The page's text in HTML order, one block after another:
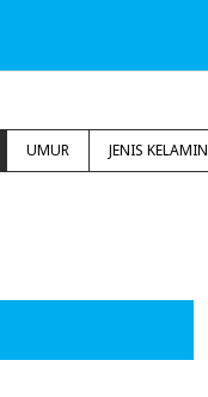
UMUR JENIS KELAMIN